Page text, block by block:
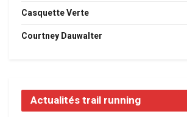
Casquette Verte
Courtney Dauwalter
Actualités trail running